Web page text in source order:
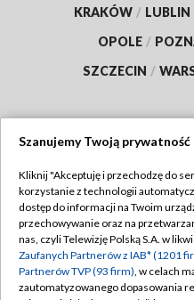
KRAKÓW / LUBLIN
OPOLE /
SZCZECIN /
Abonament TVP
Emisja w TVP
Centrum informacji TVP
Szanujemy Twoją prywatność
Kliknij "Akceptuję i przechodzę do
korzystanie z technologii
dostęp do informacji na Twoim
przechowywanie oraz na
nas, czyli Telewizję Polską S.A. w
Zaufanych Partnerów z IAB* (1201
Partnerów TVP (93 firm), w celach
zautomatyzowanego dopasowania